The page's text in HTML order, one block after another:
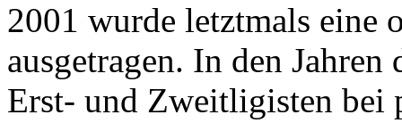
2001 wurde letztmals eine
ausgetragen. In den
Erst- und Zweitligisten bei